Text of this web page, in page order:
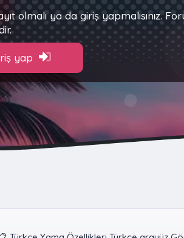
olmalı ya da giriş yapmalısınız.
yap